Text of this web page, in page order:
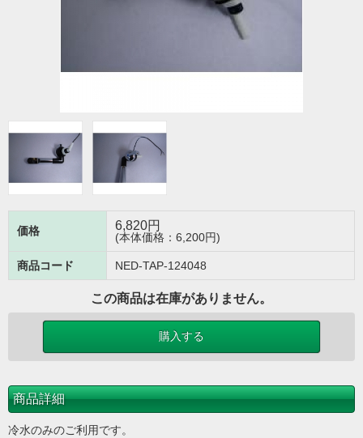
価格 6,820円
(本体価格：6,200円)
商品コード NED-TAP-124048
この商品は在庫がありません。
商品詳細
冷水のみのご利用です。